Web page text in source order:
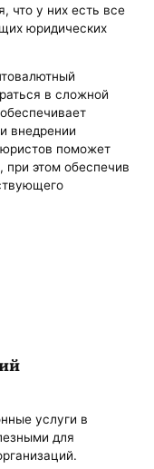
что у них есть все
юридических
в сложной
внедрении
поможет
при этом обеспечив
услуги в
для